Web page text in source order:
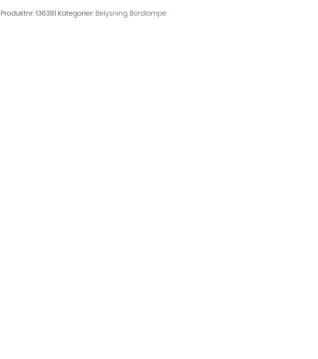
Produktnr: 136381 Kategorier: Belysning, Bordlampe